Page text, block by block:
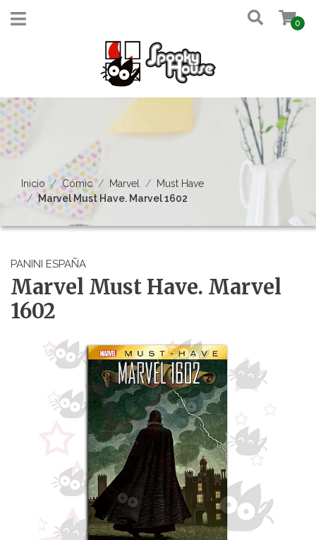
0
Inicio Cómic Marvel
Must Have
Marvel Must Have. Marvel 1602
PANINI ESPAÑA
Marvel Must Have. Marvel
1602